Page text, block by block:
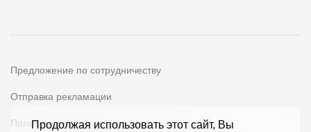
Предложение по сотрудничеству
Отправка рекламации
Политика конфиденциальности
Продолжая использовать этот сайт, Вы